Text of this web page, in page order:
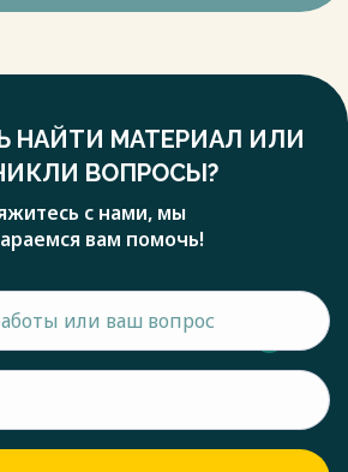
НАЙТИ МАТЕРИАЛ ИЛИ
ВОПРОСЫ?
с нами, мы
вам помочь!